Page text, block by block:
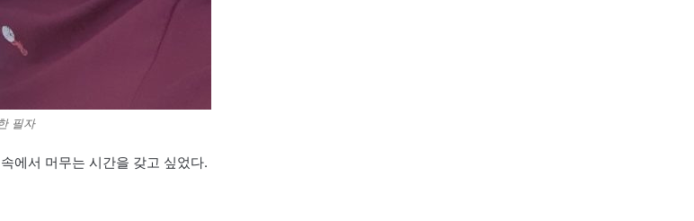
필자
에서 머무는 시간을 갖고 싶었다.